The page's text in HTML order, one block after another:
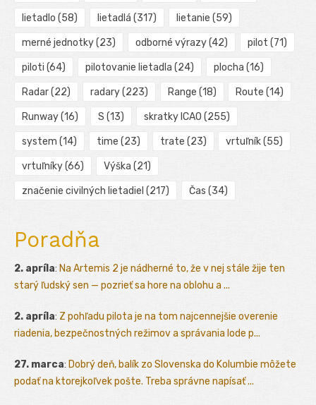
lietadlo (58) lietadlá (317) lietanie (59)
merné jednotky(23) odborné výrazy(42) pilot (71)
piloti (64) pilotovanie lietadla (24) plocha (16)
Radar(22) radary(223) Range (18) Route (14)
Runway(16) S (13) skratky ICAO (255)
system (14) time (23) trate (23) vrtuľník(55)
vrtuľníky(66) Výška (21)
značenie civilných lietadiel (217) Čas (34)
Poradňa
2. apríla: Na Artemis 2 je nádherné to, že v nej stále žije ten
starý ľudský sen — pozrieť sa hore na oblohu a ...
2. apríla: Z pohľadu pilota je na tom najcennejšie overenie
riadenia, bezpečnostných režimov a správania lode p...
27. marca: Dobrý deň, balík zo Slovenska do Kolumbie môžete
podať na ktorejkoľvek pošte. Treba správne napísať ...